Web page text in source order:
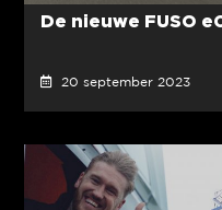
De nieuwe FUSO
20 september 2023